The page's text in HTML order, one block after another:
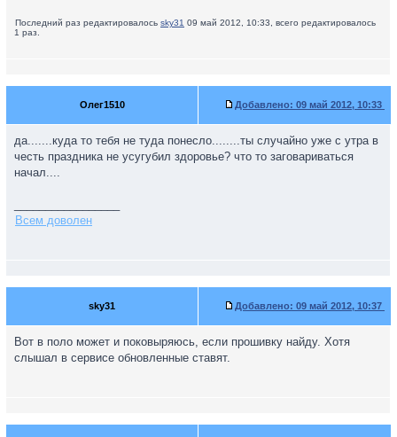
Последний раз редактировалось sky31 09 май 2012, 10:33, всего редактировалось
1 раз.
Олег1510 Добавлено: 09 май 2012, 10:33
да.......куда то тебя не туда понесло........ты случайно уже с утра в
честь праздника не усугубил здоровье? что то заговариваться
начал....
Всем доволен
sky31 Добавлено: 09 май 2012, 10:37
Вот в поло может и поковыряюсь, если прошивку найду. Хотя
слышал в сервисе обновленные ставят.